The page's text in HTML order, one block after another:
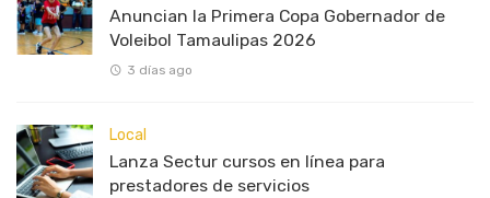
Anuncian la Primera Copa Gobernador de
Voleibol Tamaulipas 2026
3 días ago
Local
Lanza Sectur cursos en línea para
prestadores de servicios